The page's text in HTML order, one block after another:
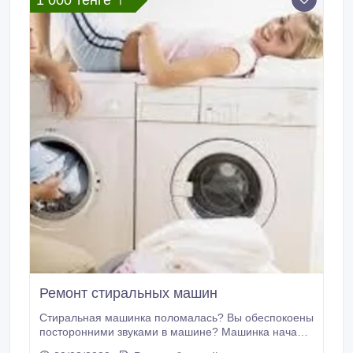
Ремонт стиральных машин
Стиральная машинка поломалась? Вы обеспокоены
посторонними звуками в машине? Машинка начала